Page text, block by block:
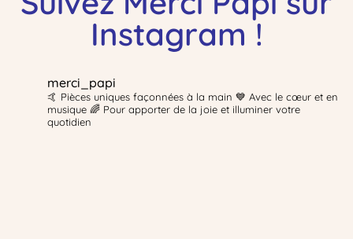
Instagram !
merci_papi
🤙 Pièces uniques façonnées à la main 💙 Avec le cœur et en
musique 🌈 Pour apporter de la joie et illuminer votre
quotidien